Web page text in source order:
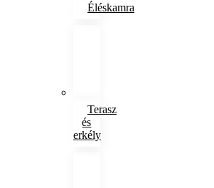
Éléskamra
Terasz
és
erkély